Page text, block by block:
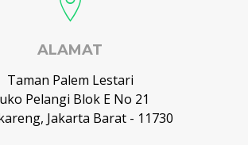
ALAMAT
Taman Palem Lestari
Pelangi Blok E No 21
Jakarta Barat - 11730